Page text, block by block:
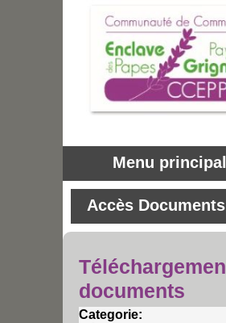
Menu principal
Accès Documents
documents
Categorie: